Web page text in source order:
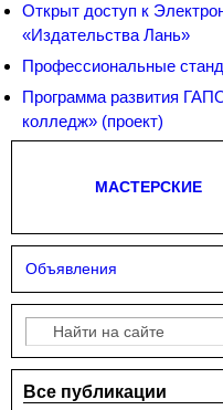
Открыт доступ к
«Издательства Лань»
Профессиональные
Программа развития
колледж» (проект)
МАСТЕРСКИЕ
Объявления
Форма поиска
Поиск
Все публикации